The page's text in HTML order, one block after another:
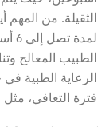
الثقيلة. من
الطبيب المعالج
الرعاية الطبية
فترة التعافي، مثل